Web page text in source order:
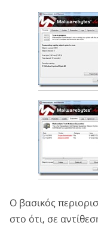
Ο βασικός
στο ότι, σε